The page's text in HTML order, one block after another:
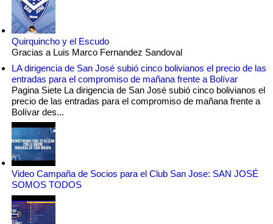
Quirquincho y el Escudo
Gracias a Luis Marco Fernandez Sandoval
LA dirigencia de San José subió cinco bolivianos el precio de las
entradas para el compromiso de mañana frente a Bolívar
Pagina Siete La dirigencia de San José subió cinco bolivianos el
precio de las entradas para el compromiso de mañana frente a
Bolívar des...
Video Campaña de Socios para el Club San Jose: SAN JOSÉ
SOMOS TODOS